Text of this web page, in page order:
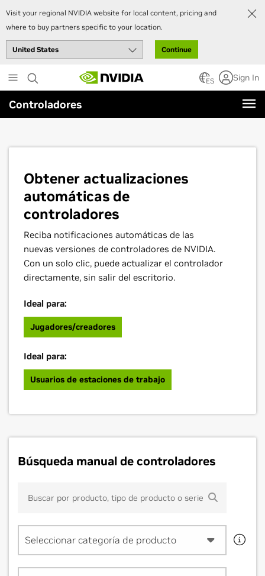
Visit your regional NVIDIA website for local content, pricing and
where to buy partners specific to your location.
Continue
to
main
content
ES Sign In
Controladores
Obtener actualizaciones
automáticas de
controladores
Reciba notificaciones automáticas de las
nuevas versiones de controladores de NVIDIA.
Con un solo clic, puede actualizar el controlador
directamente, sin salir del escritorio.
Ideal para:
Jugadores/creadores
Ideal para:
Usuarios de estaciones de trabajo
Búsqueda manual de controladores
Seleccionar categoría de producto